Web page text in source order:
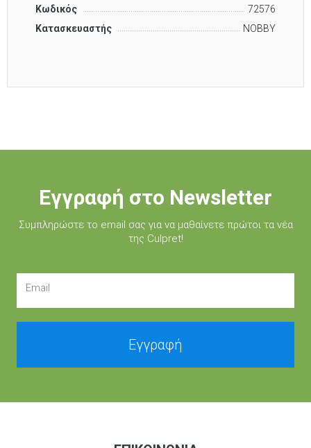
Κωδικός
72576
Κατασκευαστής
NOBBY
Εγγραφή στο Newsletter
Συμπληρώστε τo email σας για να μαθαίνετε πρώτοι τα νέα
της Culpret!
Email
Εγγραφή